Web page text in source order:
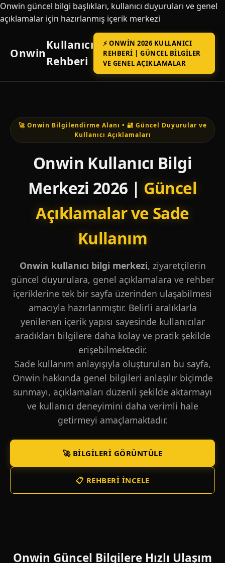
Onwin güncel bilgi başlıkları, kullanıcı duyuruları ve genel
açıklamalar için hazırlanmış içerik merkezi
Onwin
Kullanıcı
Rehberi
⚡ ONWIN 2026 KULLANICI
REHBERI | GÜNCEL BILGILER
VE GENEL AÇIKLAMALAR
🚀 Onwin Bilgilendirme Alanı • 🔐 Güncel Duyurular ve
Kullanıcı Açıklamaları
Onwin Kullanıcı Bilgi
Merkezi 2026 | Güncel
Açıklamalar ve Sade
Kullanım
Onwin kullanıcı bilgi merkezi, ziyaretçilerin
güncel duyurulara, genel açıklamalara ve rehber
içeriklerine tek bir sayfa üzerinden ulaşabilmesi
amacıyla hazırlanmıştır. Belirli aralıklarla
yenilenen içerik yapısı sayesinde kullanıcılar
aradıkları bilgilere daha kolay ve pratik şekilde
erişebilmektedir.
Sade kullanım anlayışıyla oluşturulan bu sayfa,
Onwin hakkında genel bilgileri anlaşılır biçimde
sunmayı, açıklamaları düzenli şekilde aktarmayı
ve kullanıcı deneyimini daha verimli hale
getirmeyi amaçlamaktadır.
🚀 BILGILERI GÖRÜNTÜLE
📋 REHBERI İNCELE
Onwin Güncel Bilgilere Hızlı Ulaşım